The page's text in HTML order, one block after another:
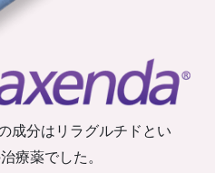
成分はリラグルチドとい
療薬でした。